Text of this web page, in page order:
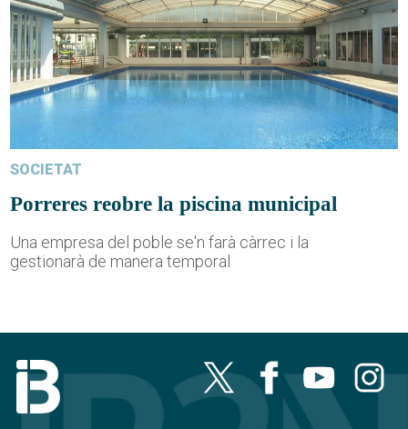
SOCIETAT
Porreres reobre la piscina municipal
Una empresa del poble se'n farà càrrec i la
gestionarà de manera temporal